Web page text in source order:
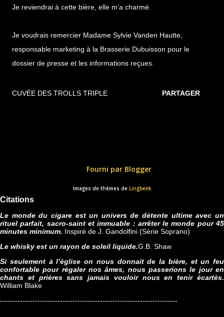
Je reviendrai à cette bière, elle m’a charmé.
Je voudrais remercier Madame Sylvie Vanden Hautte,
responsable marketing à la Brasserie Dubuisson pour le
dossier de presse et les informations reçues.
CUVÉE DES TROLLS TRIPLE PARTAGER
Fourni par Blogger
Images de thèmes de Lingbeek
Citations
Le monde du cigare est un univers de détente ultime avec un
rituel parfait, sacro-saint et immuable : arrêter le monde pour 45
minutes minimum. Inspiré de J. Gandolfini (Série Soprano)
Le whisky est un rayon de soleil liquide.G.B. Shaw
Si seulement à l’église on nous donnait de la bière, et un feu
confortable pour régaler nos âmes, nous passerions le jour en
chants et prières sans jamais vouloir nous en tenir écartés.
William Blake
-----------------------------------------------------------------------